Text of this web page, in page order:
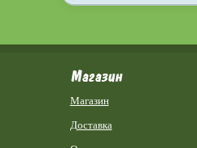
Магазин
Магазин
Доставка